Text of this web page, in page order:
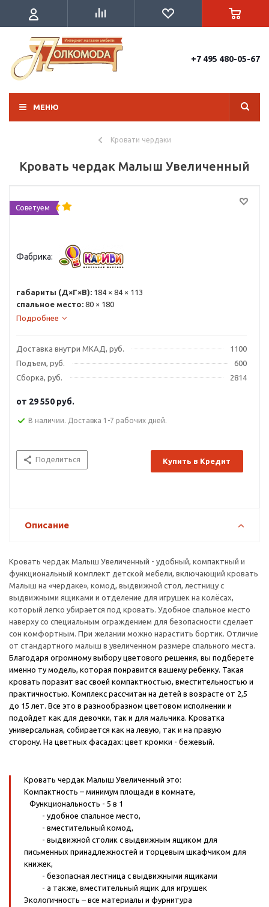
+7 495 480-05-67
МЕНЮ
Кровати чердаки
Кровать чердак Малыш Увеличенный
Советуем
Фабрика:
габариты (Д×Г×В): 184 × 84 × 113
спальное место: 80 × 180
Подробнее
Доставка внутри МКАД, руб.
1100
Подъем, руб.
600
Сборка, руб.
2814
от 29 550 руб.
В наличии. Доставка 1-7 рабочих дней.
Поделиться Купить в Кредит
Описание
Кровать чердак Малыш Увеличенный - удобный, компактный и
функциональный комплект детской мебели, включающий кровать
Малыш на «чердаке», комод, выдвижной стол, лестницу с
выдвижными ящиками и отделение для игрушек на колёсах,
который легко убирается под кровать. Удобное спальное место
наверху со специальным ограждением для безопасности сделает
сон комфортным. При желании можно нарастить бортик. Отличие
от стандартного малыш в увеличенном размере спального места.
Благодаря огромному выбору цветового решения, вы подберете
именно ту модель, которая понравится вашему ребенку. Такая
кровать поразит вас своей компактностью, вместительностью и
практичностью. Комплекс рассчитан на детей в возрасте от 2,5
до 15 лет. Все это в разнообразном цветовом исполнении и
подойдет как для девочки, так и для мальчика. Кроватка
универсальная, собирается как на левую, так и на правую
сторону. На цветных фасадах: цвет кромки - бежевый.
Кровать чердак Малыш Увеличенный это:
Компактность – минимум площади в комнате,
Функциональность - 5 в 1
- удобное спальное место,
- вместительный комод,
- выдвижной столик с выдвижным ящиком для
письменных принадлежностей и торцевым шкафчиком для
книжек,
- безопасная лестница с выдвижными ящиками
- а также, вместительный ящик для игрушек
Экологичность – все материалы и фурнитура